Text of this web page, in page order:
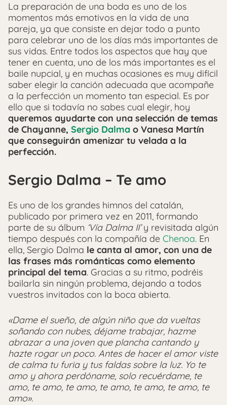
La preparación de una boda es uno de los
momentos más emotivos en la vida de una
pareja, ya que consiste en dejar todo a punto
para celebrar uno de los días más importantes de
sus vidas. Entre todos los aspectos que hay que
tener en cuenta, uno de los más importantes es el
baile nupcial, y en muchas ocasiones es muy difícil
saber elegir la canción adecuada que acompañe
a la perfección un momento tan especial. Es por
ello que si todavía no sabes cual elegir, hoy
queremos ayudarte con una selección de temas
de Chayanne, Sergio Dalma o Vanesa Martín
que conseguirán amenizar tu velada a la
perfección.
Sergio Dalma – Te amo
Es uno de los grandes himnos del catalán,
publicado por primera vez en 2011, formando
parte de su álbum ‘Vía Dalma II’y revisitada algún
tiempo después con la compañía de Chenoa. En
ella, Sergio Dalma le canta al amor, con una de
las frases más románticas como elemento
principal del tema. Gracias a su ritmo, podréis
bailarla sin ningún problema, dejando a todos
vuestros invitados con la boca abierta.
«Dame el sueño, de algún niño que da vueltas
soñando con nubes, déjame trabajar, hazme
abrazar a una joven que plancha cantando y
hazte rogar un poco. Antes de hacer el amor viste
de calma tu furia y tus faldas sobre la luz. Yo te
amo y ahora perdóname, solo recuérdame, te
amo, te amo, te amo, te amo, te amo, te amo, te
amo».